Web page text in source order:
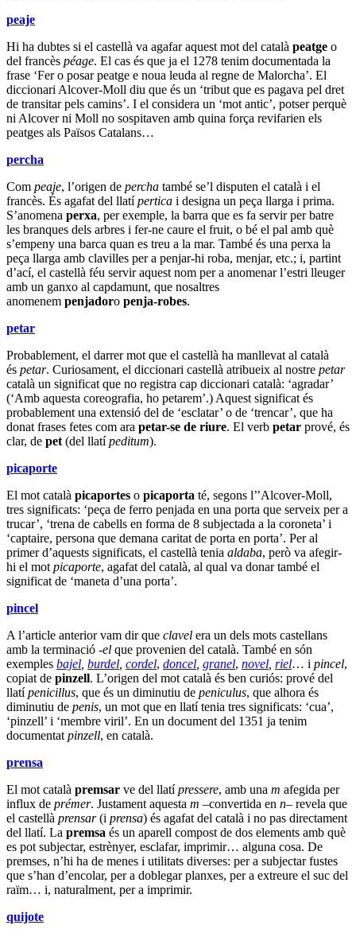
peaje
Hi ha dubtes si el castellà va agafar aquest mot del català peatge o
del francès péage. El cas és que ja el 1278 tenim documentada la
frase ‘Fer o posar peatge e noua leuda al regne de Malorcha’. El
diccionari Alcover-Moll diu que és un ‘tribut que es pagava pel dret
de transitar pels camins’. I el considera un ‘mot antic’, potser perquè
ni Alcover ni Moll no sospitaven amb quina força revifarien els
peatges als Països Catalans…
percha
Com peaje, l’origen de percha també se’l disputen el català i el
francès. És agafat del llatípertica i designa un peça llarga i prima.
S’anomena perxa, per exemple, la barra que es fa servir per batre
les branques dels arbres i fer-ne caure el fruit, o bé el pal amb què
s’empeny una barca quan es treu a la mar. També és una perxa la
peça llarga amb clavilles per a penjar-hi roba, menjar, etc.; i, partint
d’ací, el castellà féu servir aquest nom per a anomenar l’estri lleuger
amb un ganxo al capdamunt, que nosaltres
anomenem penjadoro penja-robes.
petar
Probablement, el darrer mot que el castellà ha manllevat al català
és petar. Curiosament, el diccionari castellà atribueix al nostre petar
català un significat que no registra cap diccionari català: ‘agradar’
(‘Amb aquesta coreografia, ho petarem’.) Aquest significat és
probablement una extensió del de ‘esclatar’ o de ‘trencar’, que ha
donat frases fetes com ara petar-se de riure. El verb petar prové, és
clar, de pet (del llatípeditum).
picaporte
El mot català picaportes o picaporta té, segons l’’Alcover-Moll,
tres significats: ‘peça de ferro penjada en una porta que serveix per a
trucar’, ‘trena de cabells en forma de 8 subjectada a la coroneta’ i
‘captaire, persona que demana caritat de porta en porta’. Per al
primer d’aquests significats, el castellà tenia aldaba, però va afegir-
hi el mot picaporte, agafat del català, al qual va donar també el
significat de ‘maneta d’una porta’.
pincel
A l’article anterior vam dir que clavel era un dels mots castellans
amb la terminació -el que provenien del català. També en són
exemples bajel burdel cordel, doncel granel, novel riel… i pincel,
copiat de pinzell. L’origen del mot català és ben curiós: prové del
llatípenicillus, que és un diminutiu de peniculus, que alhora és
diminutiu de penis, un mot que en llatí tenia tres significats: ‘cua’,
‘pinzell’ i ‘membre viril’. En un document del 1351 ja tenim
documentat pinzell, en català.
prensa
El mot català premsar ve del llatípressere, amb una m afegida per
influx de prémer. Justament aquesta m –convertida en n– revela que
el castellà prensar(i prensa) és agafat del català i no pas directament
del llatí. La premsa és un aparell compost de dos elements amb què
es pot subjectar, estrènyer, esclafar, imprimir… alguna cosa. De
premses, n’hi ha de menes i utilitats diverses: per a subjectar fustes
que s’han d’encolar, per a doblegar planxes, per a extreure el suc del
raïm… i, naturalment, per a imprimir.
quijote